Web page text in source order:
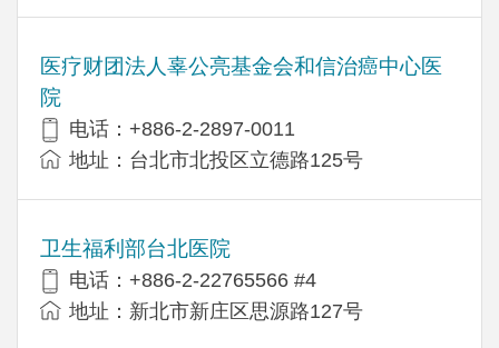
医疗财团法人辜公亮基金会和信治癌中心医
院
电话：+886-2-2897-0011
地址：台北市北投区立德路125号
卫生福利部台北医院
电话：+886-2-22765566 #4
地址：新北市新庄区思源路127号